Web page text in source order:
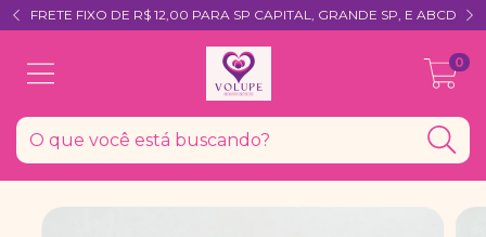
FRETE FIXO DE R$ 12,00 PARA SP CAPITAL, GRANDE SP, E ABCD
0